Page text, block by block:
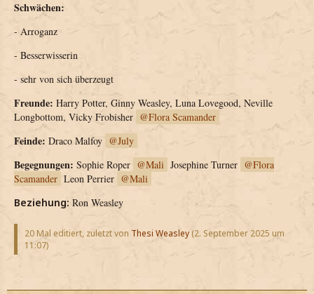
Schwächen:
- Arroganz
- Besserwisserin
- sehr von sich überzeugt
Freunde: Harry Potter, Ginny Weasley, Luna Lovegood, Neville
Longbottom, Vicky Frobisher
Flora Scamander
Feinde: Draco Malfoy July
Begegnungen: Sophie Roper Mali Josephine Turner
Flora
Scamander Leon Perrier
Mali
Beziehung: Ron Weasley
20 Mal editiert, zuletzt von Thesi Weasley (2. September 2025 um
11:07)